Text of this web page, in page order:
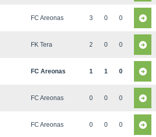
FC Areonas 3 0 0
FK Tera 2 0 0
FC Areonas 1 1 0
FC Areonas 0 0 0
FC Areonas 0 0 0